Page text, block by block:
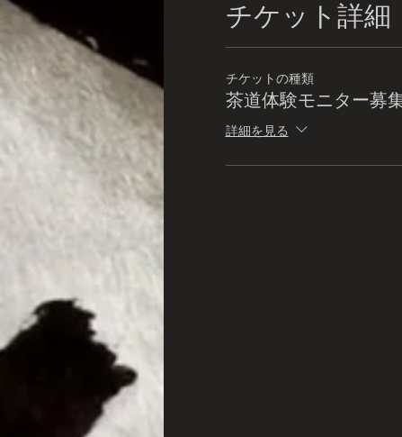
チケット詳細
チケットの種類
茶道体験モニター募
詳細を見る